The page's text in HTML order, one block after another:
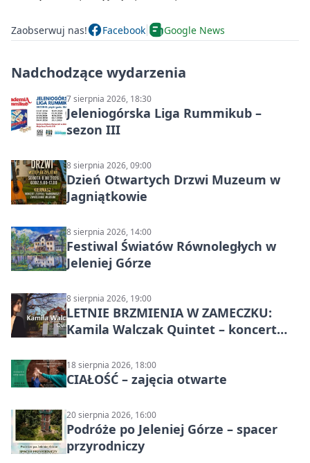
Zaobserwuj nas! Facebook Google News
Nadchodzące wydarzenia
7 sierpnia 2026, 18:30
Jeleniogórska Liga Rummikub –
sezon III
8 sierpnia 2026, 09:00
Dzień Otwartych Drzwi Muzeum w
Jagniątkowie
8 sierpnia 2026, 14:00
Festiwal Światów Równoległych w
Jeleniej Górze
8 sierpnia 2026, 19:00
LETNIE BRZMIENIA W ZAMECZKU:
Kamila Walczak Quintet – koncert
18 sierpnia 2026, 18:00
CIAŁOŚĆ – zajęcia otwarte
20 sierpnia 2026, 16:00
Podróże po Jeleniej Górze – spacer
przyrodniczy